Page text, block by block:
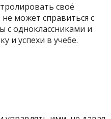
своё
может справиться с
с одноклассниками и
и успехи в учебе.